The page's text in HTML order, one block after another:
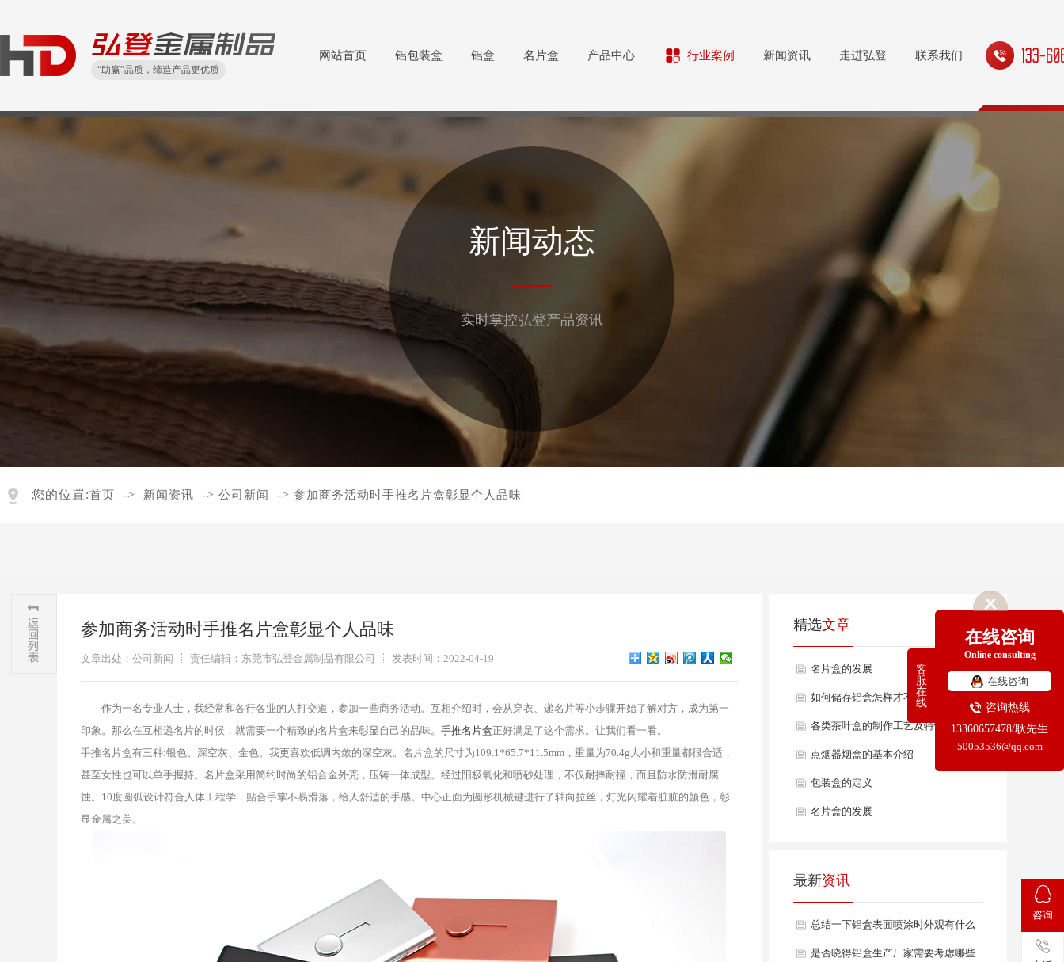
“助赢”品质，缔造产品更优质
网站首页 铝包装盒 铝盒 名片盒 产品中心 行业案例 新闻资讯 走进弘登 联系我们
新闻动态
实时掌控弘登产品资讯
您的位置:首页 -> 新闻资讯 -> 公司新闻 -> 参加商务活动时手推名片盒彰显个人品味
参加商务活动时手推名片盒彰显个人品味
文章出处：公司新闻 责任编辑：东莞市弘登金属制品有限公司 发表时间：2022-04-19
作为一名专业人士，我经常和各行各业的人打交道，参加一些商务活动。互相介绍时，会从穿衣、递名片等小步骤开始了解对方，成为第一
印象。那么在互相递名片的时候，就需要一个精致的名片盒来彰显自己的品味。 手推名片盒正好满足了这个需求。让我们看一看。
手推名片盒有三种:银色、深空灰、金色。我更喜欢低调内敛的深空灰。名片盒的尺寸为109.1*65.7*11.5mm，重量为70.4g大小和重量都很合适，
甚至女性也可以单手握持。名片盒采用简约时尚的铝合金外壳，压铸一体成型。经过阳极氧化和喷砂处理，不仅耐摔耐撞，而且防水防滑耐腐
蚀。10度圆弧设计符合人体工程学，贴合手掌不易滑落，给人舒适的手感。中心正面为圆形机械键进行了轴向拉丝，灯光闪耀着脏脏的颜色，彰
显金属之美。
精选文章
名片盒的发展
如何储存铝盒怎样才不会被腐蚀？
各类茶叶盒的制作工艺及特性
点烟器烟盒的基本介绍
包装盒的定义
名片盒的发展
最新资讯
总结一下铝盒表面喷涂时外观有什么
要求？
是否晓得铝盒生产厂家需要考虑哪些
咨询
在线咨询
Online consulting
在线咨询
咨询热线
13360657478/耿先生
50053536@qq.com
客
服
在
线